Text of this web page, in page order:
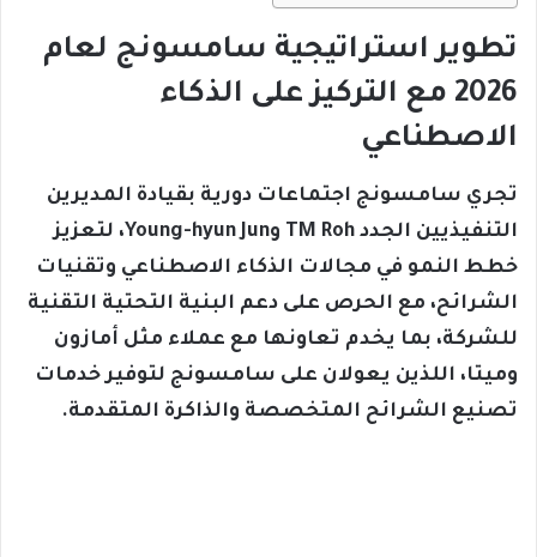
تطوير استراتيجية سامسونج لعام
2026 مع التركيز على الذكاء
الاصطناعي
تجري سامسونج اجتماعات دورية بقيادة المديرين
التنفيذيين الجدد TM Roh وYoung-hyun Jun، لتعزيز
خطط النمو في مجالات الذكاء الاصطناعي وتقنيات
الشرائح، مع الحرص على دعم البنية التحتية التقنية
للشركة، بما يخدم تعاونها مع عملاء مثل أمازون
وميتا، اللذين يعولان على سامسونج لتوفير خدمات
تصنيع الشرائح المتخصصة والذاكرة المتقدمة.